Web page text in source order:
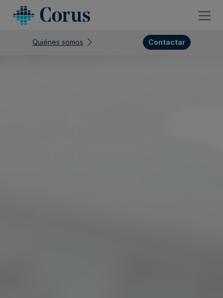
Quiénes somos Contactar